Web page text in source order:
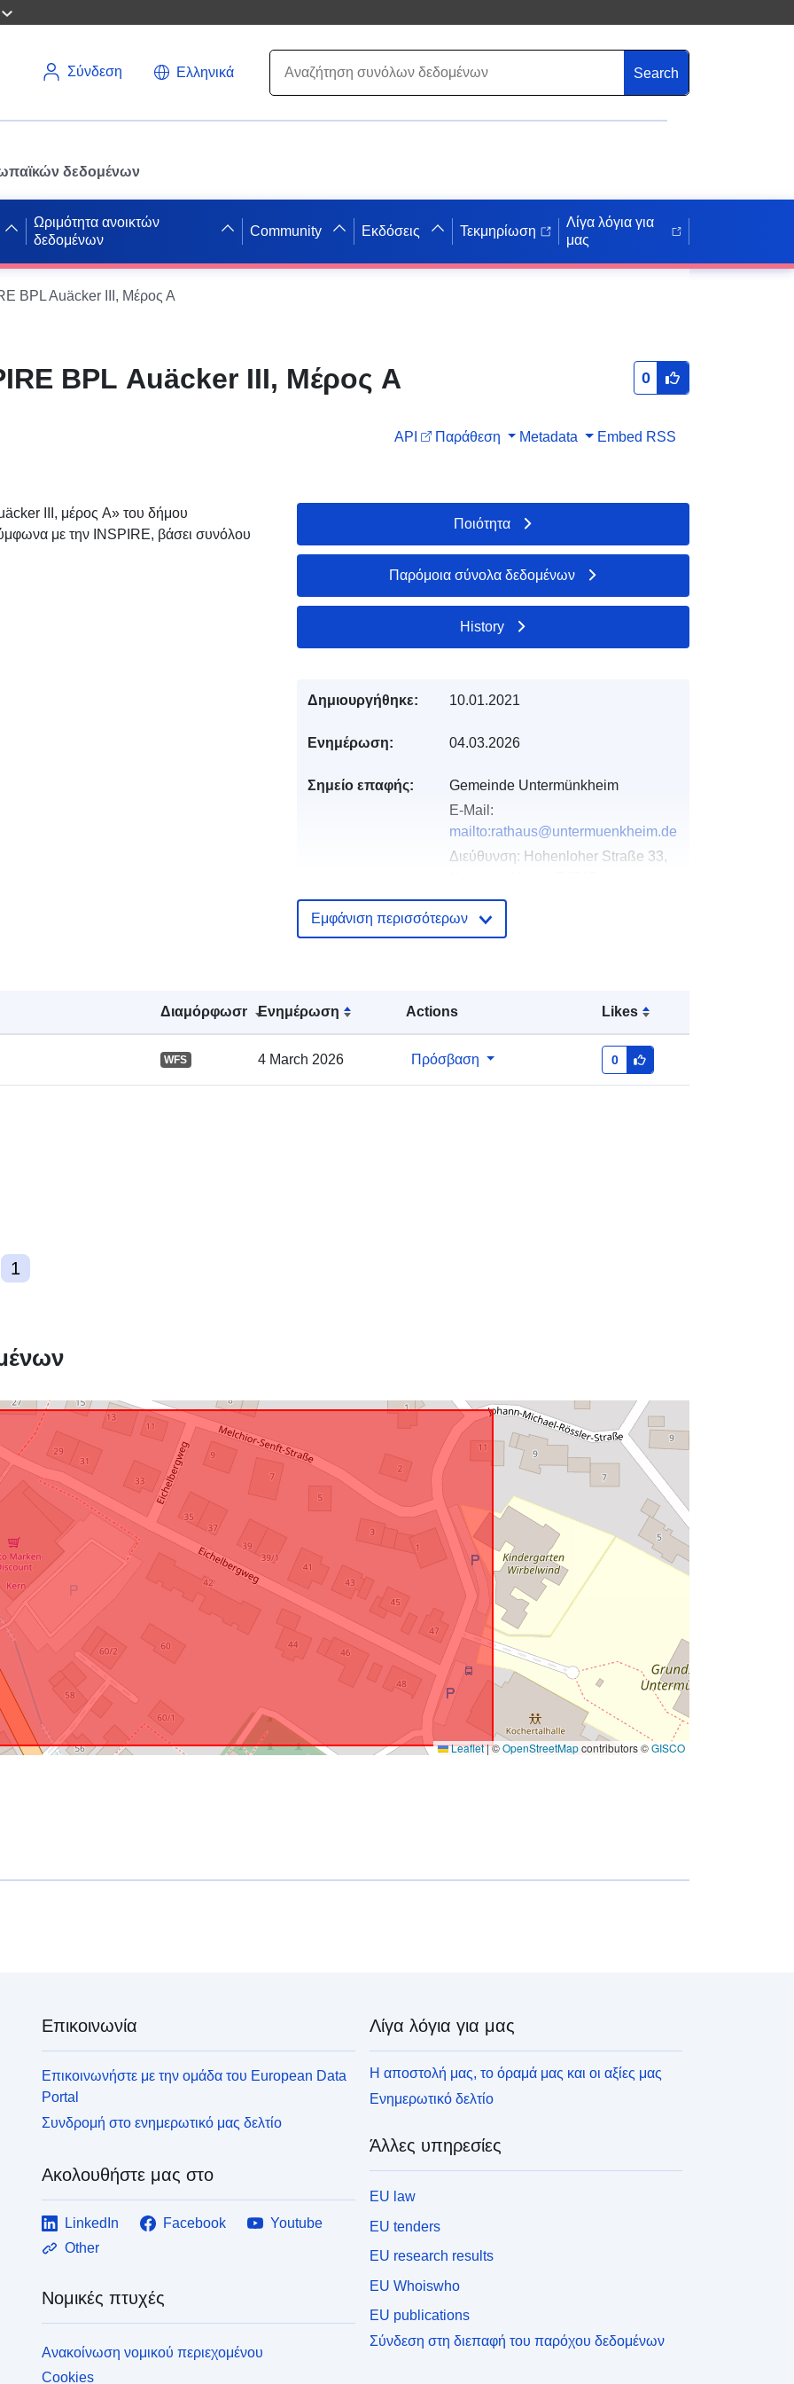
Σύνδεση Ελληνικά Search
δεδομένων
Ωριμότητα ανοικτών
δεδομένων
Community Εκδόσεις Τεκμηρίωση
Λίγα λόγια για
μας
BPL Auäcker III, Μέρος Α
BPL Auäcker III, Μέρος Α 0
API Παράθεση Metadata Embed RSS
III, μέρος A» του δήμου
με την INSPIRE, βάσει συνόλου
Διαμόρφωση Ενημέρωση Actions Likes
WFS 4 March 2026 Πρόσβαση 0
1
Leaflet|©OpenStreetMapcontributors ©GISCO
Ποιότητα
Παρόμοια σύνολα δεδομένων
History
Δημιουργήθηκε: 10.01.2021
Ενημέρωση: 04.03.2026
Σημείο επαφής:
Gemeinde Untermünkheim
E-Mail:
mailto:rathaus@untermuenkheim.de
Διεύθυνση: Hohenloher Straße 33,
Deutschland
Διεύθυνση URL:
καταλόγου:
February 2026
Επικαιροποιήθηκε στα data.europa.eu:
04 August 2026
0716e250a8d6
Εμφάνιση περισσότερων
Επικοινωνία
Επικοινωνήστε με την ομάδα του European Data
Portal
Συνδρομή στο ενημερωτικό μας δελτίο
Ακολουθήστε μας στο
LinkedIn Facebook
Youtube
Other
Νομικές πτυχές
Ανακοίνωση νομικού περιεχομένου
Cookies
Λίγα λόγια για μας
Η αποστολή μας, το όραμά μας και οι αξίες μας
Ενημερωτικό δελτίο
Άλλες υπηρεσίες
EU law
EU tenders
EU research results
EU Whoiswho
EU publications
Σύνδεση στη διεπαφή του παρόχου δεδομένων